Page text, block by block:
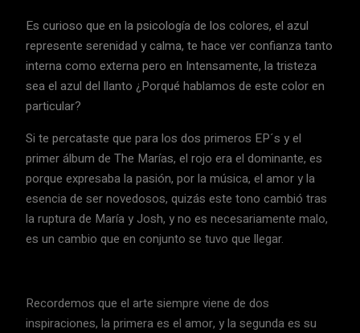
Es curioso que en la psicología de los colores, el azul
represente serenidad y calma, te hace ver confianza tanto
interna como externa pero en Intensamente, la tristeza
sea el azul del llanto ¿Porqué hablamos de este color en
particular?
Si te percataste que para los dos primeros EP´s y el
primer álbum de The Marías, el rojo era el dominante, es
porque expresaba la pasión, por la música, el amor y la
esencia de ser novedosos, quizás este tono cambió tras
la ruptura de María y Josh, y no es necesariamente malo,
es un cambio que en conjunto se tuvo que llegar.
Recordemos que el arte siempre viene de dos
inspiraciones, la primera es el amor, y la segunda es su